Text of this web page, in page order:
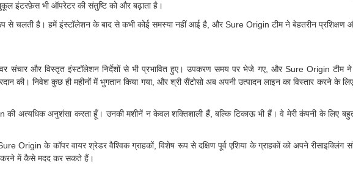
इंटरफ़ेस भी ऑपरेटर की संतुष्टि को और बढ़ाता है।
से चलती है। हमें इंस्टॉलेशन के बाद से कभी कोई समस्या नहीं आई है, और Sure Origin टीम ने बेहतरीन प्रशिक्षण
संचार और विस्तृत इंस्टॉलेशन निर्देशों से भी प्रभावित हुए। उपकरण समय पर भेजे गए, और Sure Origin टीम
की। निवेश कुछ ही महीनों में भुगतान किया गया, और श्री सैंटोसो अब अपनी उत्पादन लाइन का विस्तार करने के
की अत्यधिक अनुशंसा करता हूँ। उनकी मशीनें न केवल शक्तिशाली हैं, बल्कि टिकाऊ भी हैं। वे मेरी कंपनी के लिए
Origin के कॉपर वायर श्रेडर वैश्विक ग्राहकों, विशेष रूप से दक्षिण पूर्व एशिया के ग्राहकों को अपने रीसाइक्लिंग
करने में कैसे मदद कर सकते हैं।